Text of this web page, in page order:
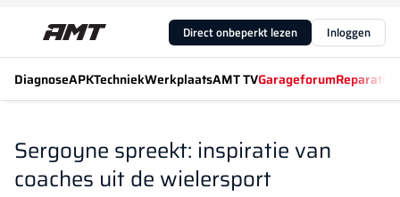
Direct onbeperkt lezen Inloggen
DiagnoseAPKTechniekWerkplaatsAMT TVGarageforum
Sergoyne spreekt: inspiratie van
coaches uit de wielersport